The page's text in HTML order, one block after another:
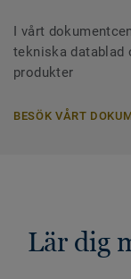
I vårt
tekniska datablad
produkter
BESÖK VÅRT
Lär dig